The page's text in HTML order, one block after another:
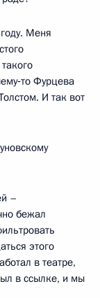
Меня
Фурцева
И так вот
–
бежал
этого
в театре,
в ссылке, и мы